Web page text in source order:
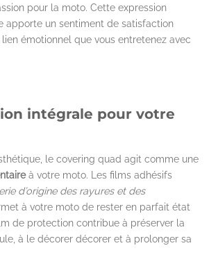
pour la moto. Cette expression
apporte un sentiment de satisfaction
émotionnel que vous entretenez avec
intégrale pour votre
le covering quad agit comme une
à votre moto. Les films adhésifs
d’origine des rayures et des
à votre moto de rester en parfait état
de protection contribue à préserver la
à le décorer décorer et à prolonger sa